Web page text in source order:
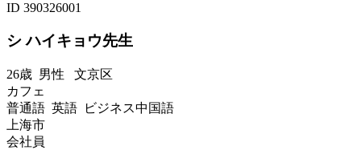
ID 390326001
シ ハイキョウ先生
26歳 男性 文京区
カフェ
普通語 英語 ビジネス中国語
上海市
会社員